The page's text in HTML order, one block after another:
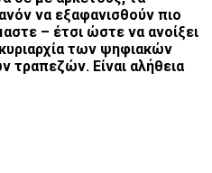
να εξαφανισθούν πιο
– έτσι ώστε να ανοίξει
των ψηφιακών
τραπεζών. Είναι αλήθεια